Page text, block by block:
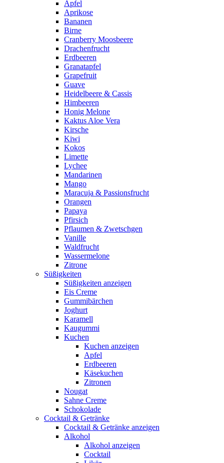
Apfel
Aprikose
Bananen
Birne
Cranberry Moosbeere
Drachenfrucht
Erdbeeren
Granatapfel
Grapefruit
Guave
Heidelbeere & Cassis
Himbeeren
Honig Melone
Kaktus Aloe Vera
Kirsche
Kiwi
Kokos
Limette
Lychee
Mandarinen
Mango
Maracuja & Passionsfrucht
Orangen
Papaya
Pfirsich
Pflaumen & Zwetschgen
Vanille
Waldfrucht
Wassermelone
Zitrone
Süßigkeiten
Süßigkeiten anzeigen
Eis Creme
Gummibärchen
Joghurt
Karamell
Kaugummi
Kuchen
Kuchen anzeigen
Apfel
Erdbeeren
Käsekuchen
Zitronen
Nougat
Sahne Creme
Schokolade
Cocktail & Getränke
Cocktail & Getränke anzeigen
Alkohol
Alkohol anzeigen
Cocktail